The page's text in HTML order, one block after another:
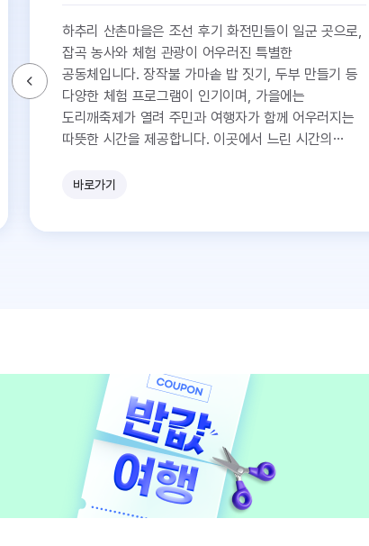
하추리 산촌마을은 조선 후기 화전민들이 일군 곳으로,
잡곡 농사와 체험 관광이 어우러진 특별한
공동체입니다. 장작불 가마솥 밥 짓기, 두부 만들기 등
다양한 체험 프로그램이 인기이며, 가을에는
도리깨축제가 열려 주민과 여행자가 함께 어우러지는
따뜻한 시간을 제공합니다. 이곳에서 느린 시간의
바로가기